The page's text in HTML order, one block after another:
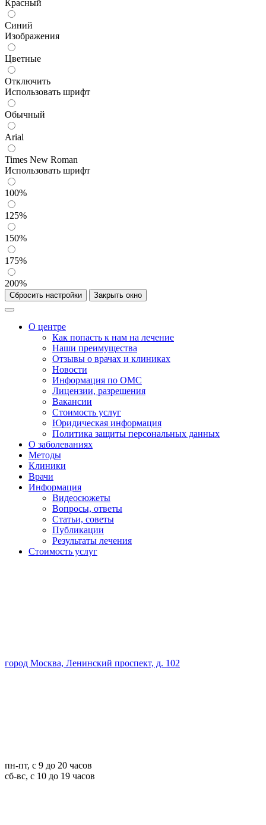
Красный
Синий
Изображения
Цветные
Отключить
Использовать шрифт
Обычный
Arial
Times New Roman
Использовать шрифт
100%
125%
150%
175%
200%
Сбросить настройки Закрыть окно
О центре
Как попасть к нам на лечение
Наши преимущества
Отзывы о врачах и клиниках
Новости
Информация по ОМС
Лицензии, разрешения
Вакансии
Стоимость услуг
Юридическая информация
Политика защиты персональных данных
О заболеваниях
Методы
Клиники
Врачи
Информация
Видеосюжеты
Вопросы, ответы
Статьи, советы
Публикации
Результаты лечения
Стоимость услуг
город Москва, Ленинский проспект, д. 102
пн-пт, с 9 до 20 часов
сб-вс, с 10 до 19 часов